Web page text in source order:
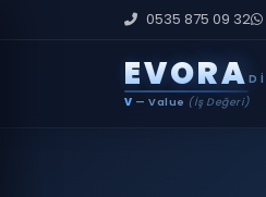
0535 875 09 32
EVORA
V — Value (İş Değeri)